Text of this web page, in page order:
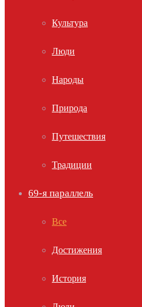
Культура
Люди
Народы
Природа
Путешествия
Традиции
69-я параллель
Все
Достижения
История